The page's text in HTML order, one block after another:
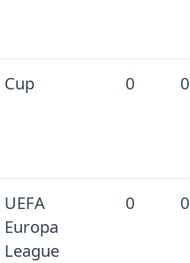
Cup 0 0
UEFA
Europa
League
0 0